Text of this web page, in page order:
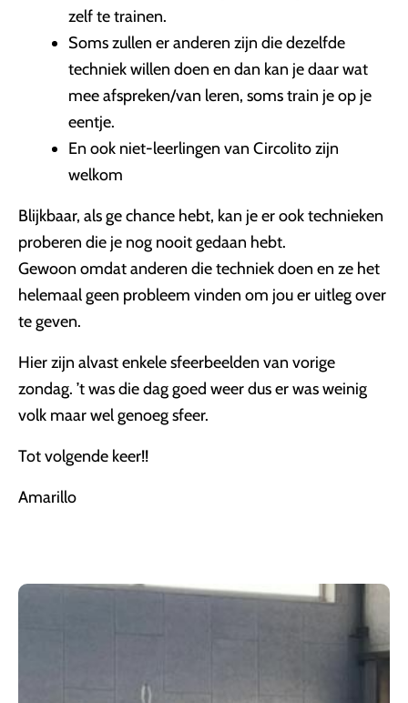
zelf te trainen.
Soms zullen er anderen zijn die dezelfde
techniek willen doen en dan kan je daar wat
mee afspreken/van leren, soms train je op je
eentje.
En ook niet-leerlingen van Circolito zijn
welkom
Blijkbaar, als ge chance hebt, kan je er ook technieken
proberen die je nog nooit gedaan hebt.
Gewoon omdat anderen die techniek doen en ze het
helemaal geen probleem vinden om jou er uitleg over
te geven.
Hier zijn alvast enkele sfeerbeelden van vorige
zondag. ’t was die dag goed weer dus er was weinig
volk maar wel genoeg sfeer.
Tot volgende keer!!
Amarillo